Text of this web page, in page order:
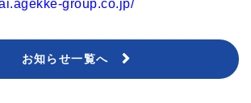
group.co.jp/
お知らせ一覧へ